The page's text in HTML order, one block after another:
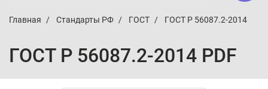
Главная Стандарты РФ ГОСТ ГОСТ Р 56087.2-2014
ГОСТ Р 56087.2-2014 PDF